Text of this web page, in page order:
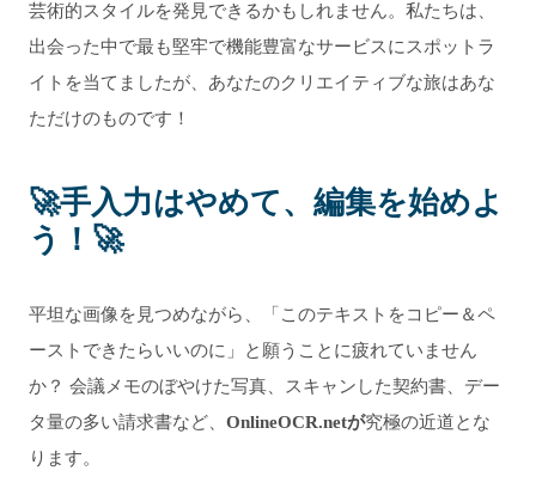
芸術的スタイルを発見できるかもしれません。私たちは、
出会った中で最も堅牢で機能豊富なサービスにスポットラ
イトを当てましたが、あなたのクリエイティブな旅はあな
ただけのものです！
🚀手入力はやめて、編集を始めよ
う！ 🚀
平坦な画像を見つめながら、「このテキストをコピー＆ペ
ーストできたらいいのに」と願うことに疲れていません
か？ 会議メモのぼやけた写真、スキャンした契約書、デー
タ量の多い請求書など、 OnlineOCR.netが究極の近道とな
ります。